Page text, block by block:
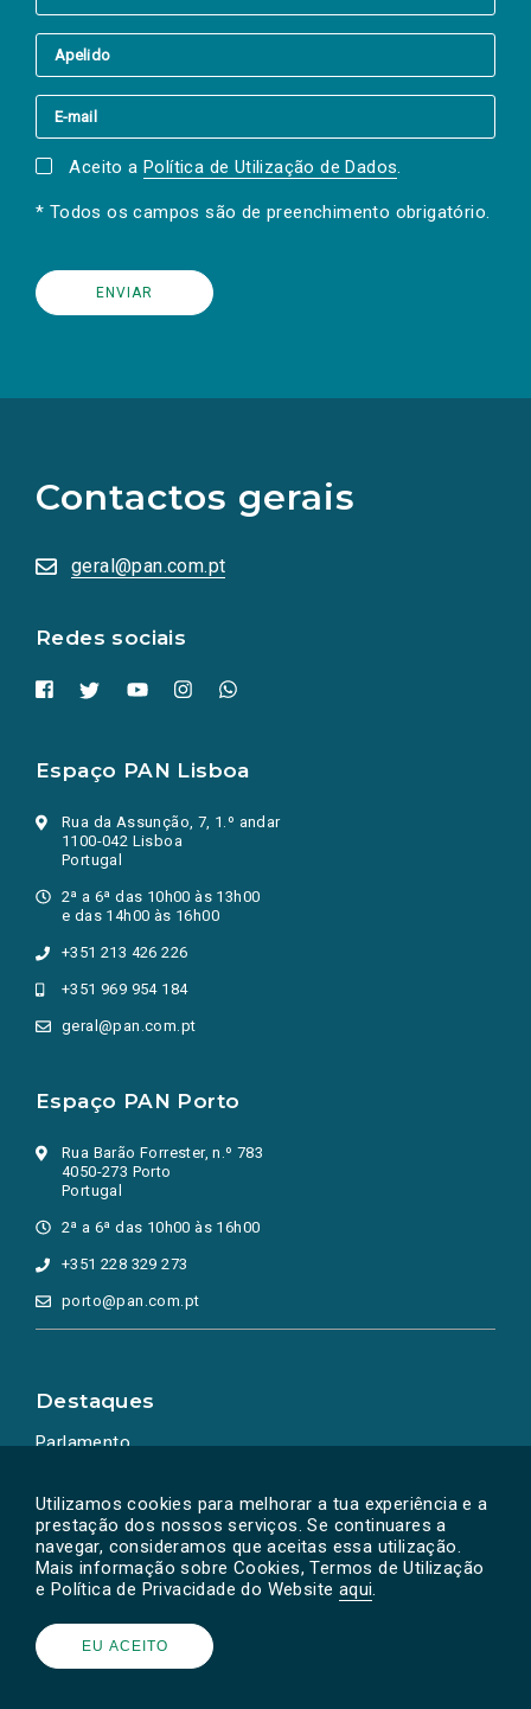
Utilizamos cookies para melhorar a tua experiência e a
prestação dos nossos serviços. Se continuares a
navegar, consideramos que aceitas essa utilização.
Mais informação sobre Cookies, Termos de Utilização
e Política de Privacidade do Website aqui.
EU ACEITO
Aceito a Política de Utilização de Dados.
* Todos os campos são de preenchimento obrigatório.
Contactos gerais
geral@pan.com.pt
Redes sociais
redes
sociais
numa
nova
Espaço PAN Lisboa
Rua da Assunção, 7, 1.º andar
1100-042 Lisboa
Portugal
2ª a 6ª das 10h00 às 13h00
e das 14h00 às 16h00
+351 213 426 226
+351 969 954 184
geral@pan.com.pt
Espaço PAN Porto
Rua Barão Forrester, n.º 783
4050-273 Porto
Portugal
2ª a 6ª das 10h00 às 16h00
+351 228 329 273
porto@pan.com.pt
Destaques
Parlamento
Powered by © PAN 2026